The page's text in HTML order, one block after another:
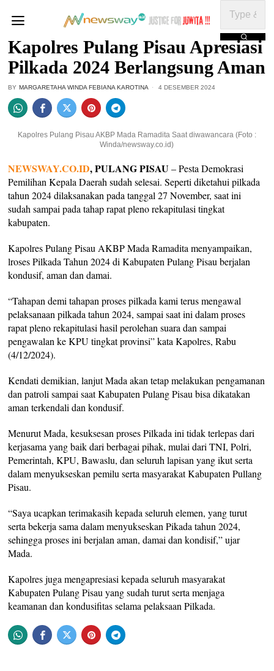
Kapolres Pulang Pisau Apresiasi
Pilkada 2024 Berlangsung Aman
BY MARGARETAHA WINDA FEBIANA KAROTINA 4 DESEMBER 2024
Kapolres Pulang Pisau AKBP Mada Ramadita Saat diwawancara (Foto :
Winda/newsway.co.id)
NEWSWAY.CO.ID, PULANG PISAU– Pesta Demokrasi
Pemilihan Kepala Daerah sudah selesai. Seperti diketahui pilkada
tahun 2024 dilaksanakan pada tanggal 27 November, saat ini
sudah sampai pada tahap rapat pleno rekapitulasi tingkat
kabupaten.
Kapolres Pulang Pisau AKBP Mada Ramadita menyampaikan,
lroses Pilkada Tahun 2024 di Kabupaten Pulang Pisau berjalan
kondusif, aman dan damai.
“Tahapan demi tahapan proses pilkada kami terus mengawal
pelaksanaan pilkada tahun 2024, sampai saat ini dalam proses
rapat pleno rekapitulasi hasil perolehan suara dan sampai
pengawalan ke KPU tingkat provinsi” kata Kapolres, Rabu
(4/12/2024).
Kendati demikian, lanjut Mada akan tetap melakukan pengamanan
dan patroli sampai saat Kabupaten Pulang Pisau bisa dikatakan
aman terkendali dan kondusif.
Menurut Mada, kesuksesan proses Pilkada ini tidak terlepas dari
kerjasama yang baik dari berbagai pihak, mulai dari TNI, Polri,
Pemerintah, KPU, Bawaslu, dan seluruh lapisan yang ikut serta
dalam menyukseskan pemilu serta masyarakat Kabupaten Pullang
Pisau.
“Saya ucapkan terimakasih kepada seluruh elemen, yang turut
serta bekerja sama dalam menyukseskan Pikada tahun 2024,
sehingga proses ini berjalan aman, damai dan kondisif,” ujar
Mada.
Kapolres juga mengapresiasi kepada seluruh masyarakat
Kabupaten Pulang Pisau yang sudah turut serta menjaga
keamanan dan kondusifitas selama pelaksaan Pilkada.